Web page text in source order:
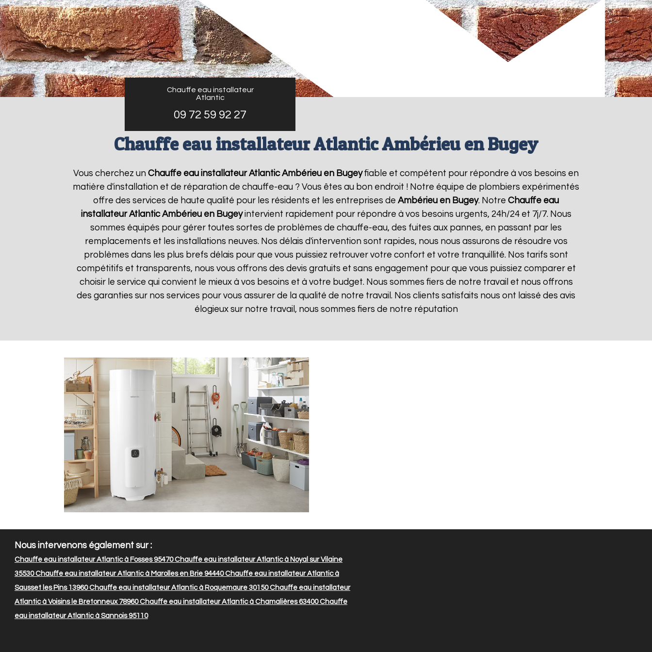
Chauffe eau installateur
Atlantic
09 72 59 92 27
Chauffe eau installateur Atlantic Ambérieu en Bugey
Vous cherchez un Chauffe eau installateur Atlantic Ambérieu en Bugeyfiable et compétent pour répondre à vos besoins en
matière d'installation et de réparation de chauffe-eau ? Vous êtes au bon endroit ! Notre équipe de plombiers expérimentés
offre des services de haute qualité pour les résidents et les entreprises de Ambérieu en Bugey. Notre Chauffe eau
installateur Atlantic Ambérieu en Bugeyintervient rapidement pour répondre à vos besoins urgents, 24h/24 et 7j/7. Nous
sommes équipés pour gérer toutes sortes de problèmes de chauffe-eau, des fuites aux pannes, en passant par les
remplacements et les installations neuves. Nos délais d'intervention sont rapides, nous nous assurons de résoudre vos
problèmes dans les plus brefs délais pour que vous puissiez retrouver votre confort et votre tranquillité. Nos tarifs sont
compétitifs et transparents, nous vous offrons des devis gratuits et sans engagement pour que vous puissiez comparer et
choisir le service qui convient le mieux à vos besoins et à votre budget. Nous sommes fiers de notre travail et nous offrons
des garanties sur nos services pour vous assurer de la qualité de notre travail. Nos clients satisfaits nous ont laissé des avis
élogieux sur notre travail, nous sommes fiers de notre réputation
Nous intervenons également sur :
Chauffe eau installateur Atlantic à Fosses 95470Chauffe eau installateur Atlantic à Noyal sur Vilaine
35530Chauffe eau installateur Atlantic à Marolles en Brie 94440Chauffe eau installateur Atlantic à
Sausset les Pins 13960Chauffe eau installateur Atlantic à Roquemaure 30150Chauffe eau installateur
Atlantic à Voisins le Bretonneux 78960Chauffe eau installateur Atlantic à Chamalières 63400Chauffe
eau installateur Atlantic à Sannois 95110